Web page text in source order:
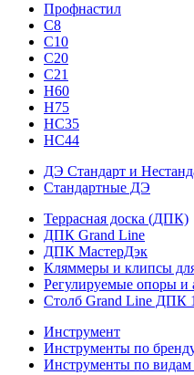
Профнастил
С8
С10
С20
С21
H60
H75
HС35
НС44
ДЭ Стандарт и
Стандартные ДЭ
Террасная доска (ДПК)
ДПК Grand Line
ДПК МастерДэк
Кляммеры и клипсы
Регулируемые опоры
Столб Grand Line ДПК
Инструмент
Инструменты по
Инструменты по видам